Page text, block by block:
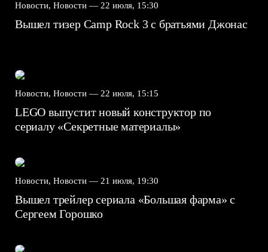
Новости, Новости — 22 июля, 15:30
Вышел тизер Camp Rock 3 с братьями Джонас
Новости, Новости — 22 июля, 15:15
LEGO выпустит новый конструктор по
сериалу «Секретные материалы»
Новости, Новости — 21 июля, 19:30
Вышел трейлер сериала «Большая фарма» с
Сергеем Горошко